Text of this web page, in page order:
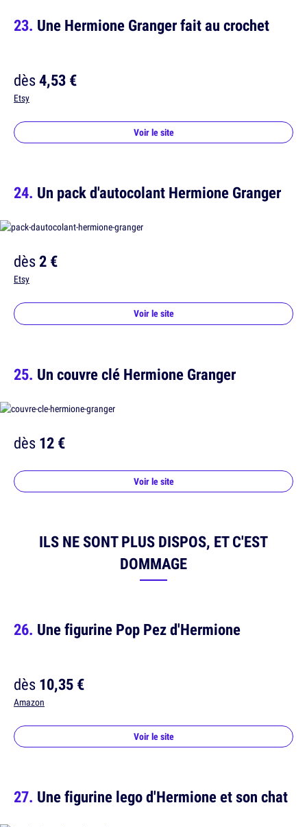
Une Hermione Granger fait au crochet
dès4,53 €
Etsy
Voir le site
Un pack d'autocolant Hermione Granger
dès2 €
Etsy
Voir le site
Un couvre clé Hermione Granger
dès12 €
Voir le site
ILS NE SONT PLUS DISPOS, ET C'EST
DOMMAGE
Une figurine Pop Pez d'Hermione
dès10,35 €
Amazon
Voir le site
Une figurine lego d'Hermione et son chat